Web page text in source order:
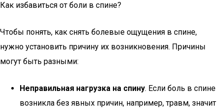
Как избавиться от боли в спине?
Чтобы понять, как снять болевые ощущения в спине,
нужно установить причину их возникновения. Причины
могут быть разными:
Неправильная нагрузка на спину. Если боль в спине
возникла без явных причин, например, травм, значит